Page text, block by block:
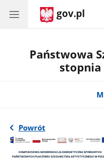
gov.pl
Państwowa
stopnia
Powrót